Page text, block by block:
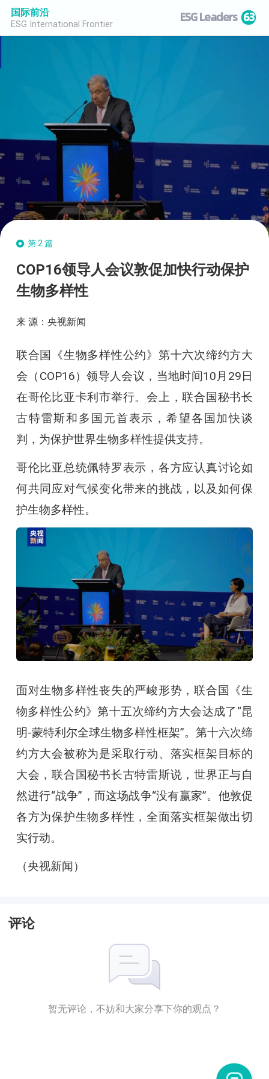
国际前沿
ESG International Frontier ESG Leaders 63
第2篇
COP16领导人会议敦促加快行动保护
生物多样性
来 源：央视新闻
联合国《生物多样性公约》第十六次缔约方大
会（COP16）领导人会议，当地时间10月29日
在哥伦比亚卡利市举行。会上，联合国秘书长
古特雷斯和多国元首表示，希望各国加快谈
判，为保护世界生物多样性提供支持。
哥伦比亚总统佩特罗表示，各方应认真讨论如
何共同应对气候变化带来的挑战，以及如何保
护生物多样性。
面对生物多样性丧失的严峻形势，联合国《生
物多样性公约》第十五次缔约方大会达成了“昆
明-蒙特利尔全球生物多样性框架”。第十六次缔
约方大会被称为是采取行动、落实框架目标的
大会，联合国秘书长古特雷斯说，世界正与自
然进行“战争”，而这场战争“没有赢家”。他敦促
各方为保护生物多样性，全面落实框架做出切
实行动。
（央视新闻）
评论
暂无评论，不妨和大家分享下你的观点？